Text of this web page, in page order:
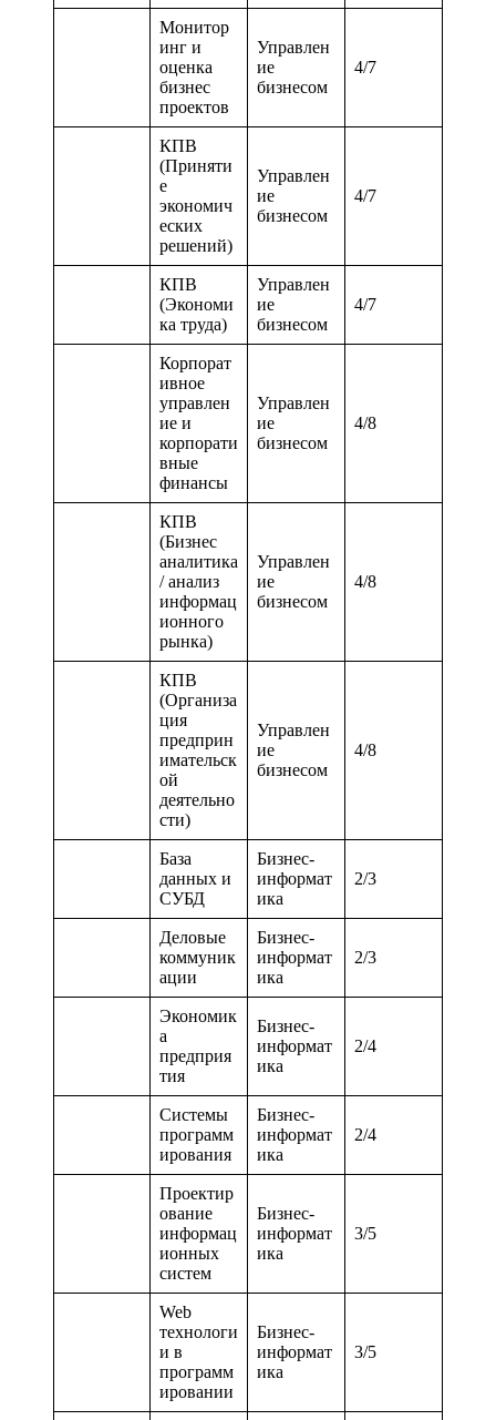
Монитор
инг и
оценка
бизнес
проектов
Управлен
ие
бизнесом
4/7
КПВ
(Приняти
е
экономич
еских
решений)
Управлен
ие
бизнесом
4/7
КПВ
(Экономи
ка труда)
Управлен
ие
бизнесом
4/7
Корпорат
ивное
управлен
ие и
корпорати
вные
финансы
Управлен
ие
бизнесом
4/8
КПВ
(Бизнес
аналитика
/ анализ
информац
ионного
рынка)
Управлен
ие
бизнесом
4/8
КПВ
(Организа
ция
предприн
имательск
ой
деятельно
сти)
Управлен
ие
бизнесом
4/8
База
данных и
СУБД
Бизнес-
информат
ика
2/3
Деловые
коммуник
ации
Бизнес-
информат
ика
2/3
Экономик
а
предприя
тия
Бизнес-
информат
ика
2/4
Системы
программ
ирования
Бизнес-
информат
ика
2/4
Проектир
ование
информац
ионных
систем
Бизнес-
информат
ика
3/5
Web
технологи
и в
программ
ировании
Бизнес-
информат
ика
3/5